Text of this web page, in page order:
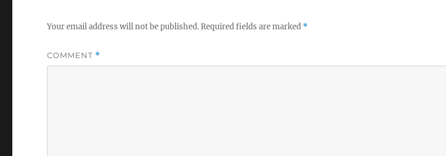
Your email address will not be published.Required fields are marked *
COMMENT *